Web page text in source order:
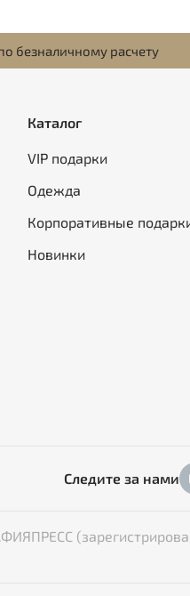
безналичному расчету
Каталог
VIP подарки
Одежда
Корпоративные
Новинки
Следите за нами